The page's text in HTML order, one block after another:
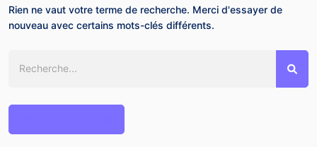
Rien ne vaut votre terme de recherche. Merci d'essayer de
nouveau avec certains mots-clés différents.